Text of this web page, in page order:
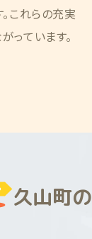
これらの充実
っています。
久山町の